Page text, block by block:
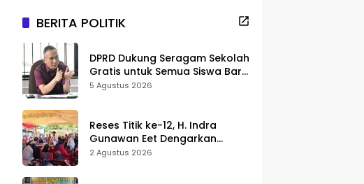
BERITA POLITIK
DPRD Dukung Seragam Sekolah
Gratis untuk Semua Siswa Baru,
Minta Rehab Sekolah Jangan
5 Agustus 2026
Reses Titik ke-12, H. Indra
Gunawan Eet Dengarkan
Aspirasi Senggoro
2 Agustus 2026